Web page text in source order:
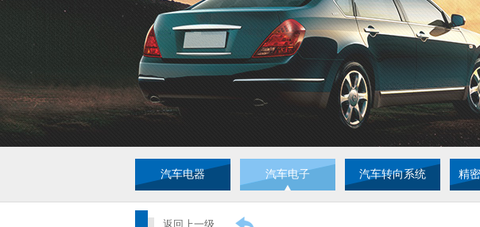
汽车电器 汽车电子 汽车转向系统 精
返回上一级